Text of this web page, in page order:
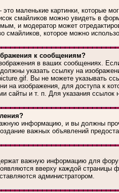
маленькие картинки, которые
смайликов можно увидеть в
и модератор может
смайликов, которое можно
к сообщениям?
в ваших сообщениях.
указать ссылку на
Вы не можете указывать
на изображения, для доступа к
сайты и т. п. Для указания ссылок
информацию, и вы должны
важных объявлений
важную информацию для
вверху каждой
администратором.